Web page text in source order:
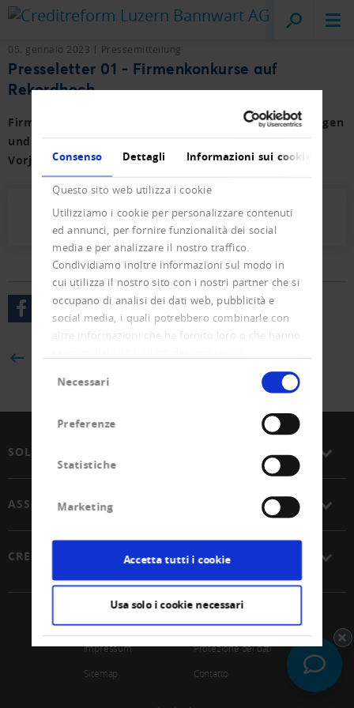
Consenso Dettagli Informazioni sui cookie
Questo sito web utilizza i cookie
Utilizziamo i cookie per personalizzare contenuti
ed annunci, per fornire funzionalità dei social
media e per analizzare il nostro traffico.
Condividiamo inoltre informazioni sul modo in
cui utilizza il nostro sito con i nostri partner che si
occupano di analisi dei dati web, pubblicità e
social media, i quali potrebbero combinarle con
altre informazioni che ha fornito loro o che hanno
delNecessari
Preferenze
Statistiche
Marketing
Accetta tutti i cookie
Usa solo i cookie necessari
Creditreform
Lucerna
05. gennaio 2023 Pressemitteilung
Presseletter 01 - Firmenkonkurse auf
Rekordhoch
Firmen- und Privat-Konkurse sowie der Neueintragungen
und Löschungen für das Jahr 2022 mit
Vorjahresvergleich.
Presseletter_2023_01.pdf (553 KB)
BACK
SOLUZIONI
ASSOCIAZIONE
CREDITREFORM
Impressum
Protezione dei dati
Sitemap
Contatto